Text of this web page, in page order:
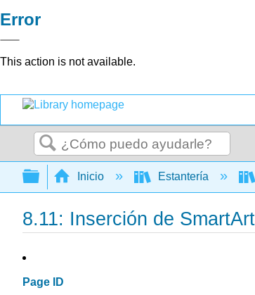
Error
This action is not available.
Buscar
Expandir/contraer jerarquía
Inicio Estantería
8.11: Inserción de SmartArt
Page ID